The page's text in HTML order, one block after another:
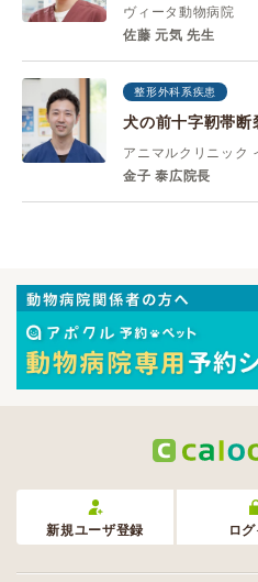
ヴィータ動物病院
佐藤 元気 先生
整形外科系疾患
犬の前十字靭帯断
アニマルクリニック
金子 泰広院長
新規ユーザ登録 ロ